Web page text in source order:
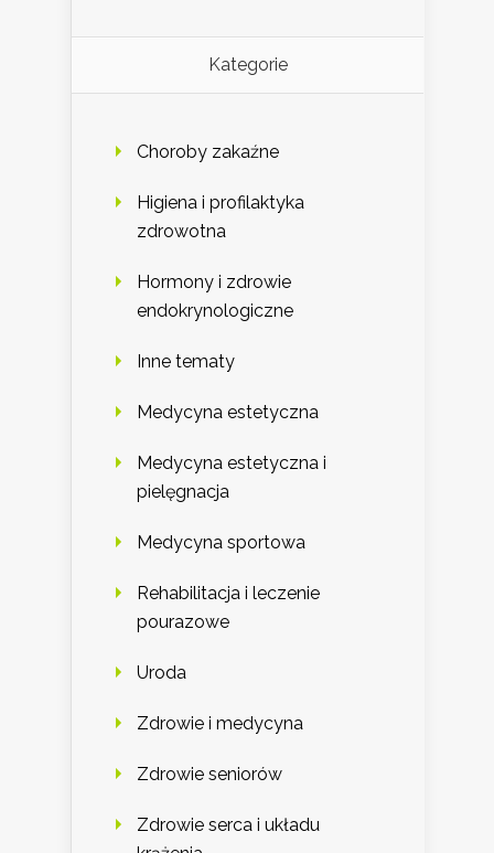
Kategorie
Choroby zakaźne
Higiena i profilaktyka
zdrowotna
Hormony i zdrowie
endokrynologiczne
Inne tematy
Medycyna estetyczna
Medycyna estetyczna i
pielęgnacja
Medycyna sportowa
Rehabilitacja i leczenie
pourazowe
Uroda
Zdrowie i medycyna
Zdrowie seniorów
Zdrowie serca i układu